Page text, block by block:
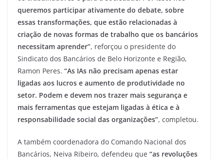
queremos participar ativamente do debate, sobre
essas transformações, que estão relacionadas à
criação de novas formas de trabalho que os bancários
necessitam aprender”, reforçou o presidente do
Sindicato dos Bancários de Belo Horizonte e Região,
Ramon Peres. “As IAs não precisam apenas estar
ligadas aos lucros e aumento de produtividade no
setor. Podem e devem nos trazer mais segurança e
mais ferramentas que estejam ligadas à ética e à
responsabilidade social das organizações”, completou.
A também coordenadora do Comando Nacional dos
Bancários, Neiva Ribeiro, defendeu que “as revoluções